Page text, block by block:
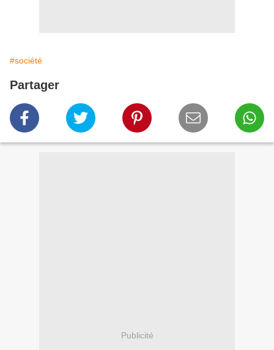
#société
Partager
Publicité